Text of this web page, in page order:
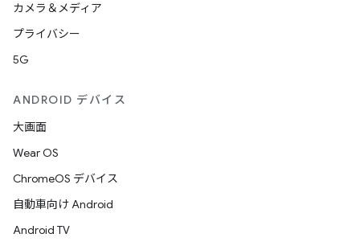
カメラ＆メディア
プライバシー
5G
ANDROID デバイス
大画面
Wear OS
ChromeOS デバイス
自動車向け Android
Android TV